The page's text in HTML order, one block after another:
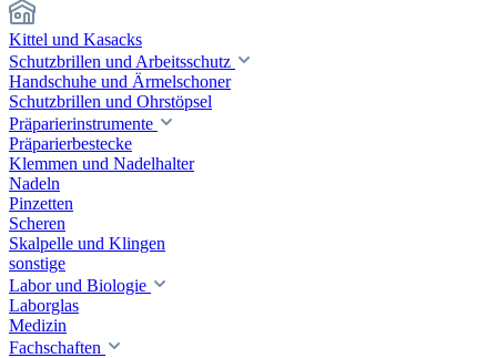
Kittel und Kasacks
Schutzbrillen und Arbeitsschutz
Handschuhe und Ärmelschoner
Schutzbrillen und Ohrstöpsel
Präparierinstrumente
Präparierbestecke
Klemmen und Nadelhalter
Nadeln
Pinzetten
Scheren
Skalpelle und Klingen
sonstige
Labor und Biologie
Laborglas
Medizin
Fachschaften